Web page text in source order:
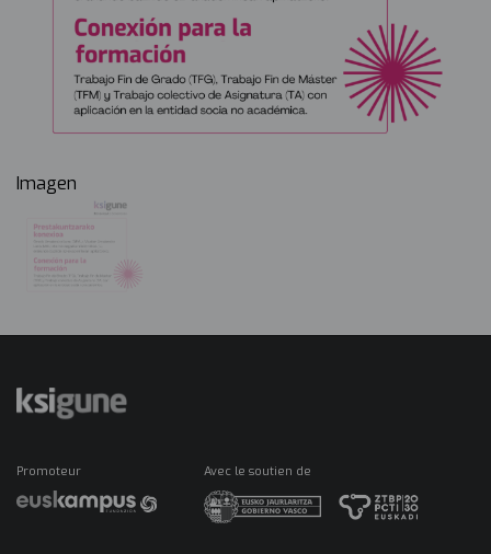
Imagen
Promoteur Avec le soutien de